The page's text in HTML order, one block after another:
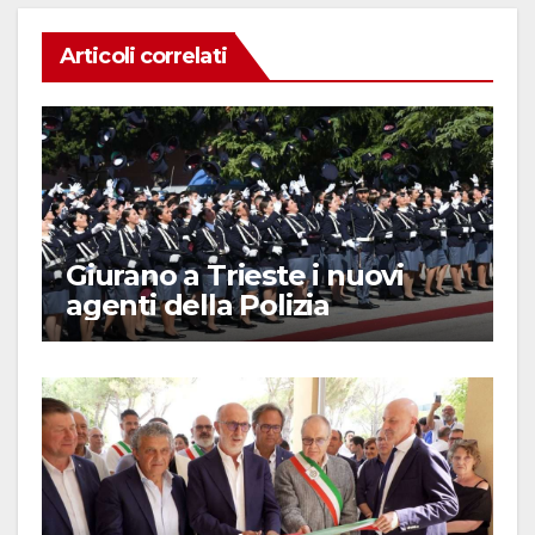
Articoli correlati
Giurano a Trieste i nuovi
agenti della Polizia